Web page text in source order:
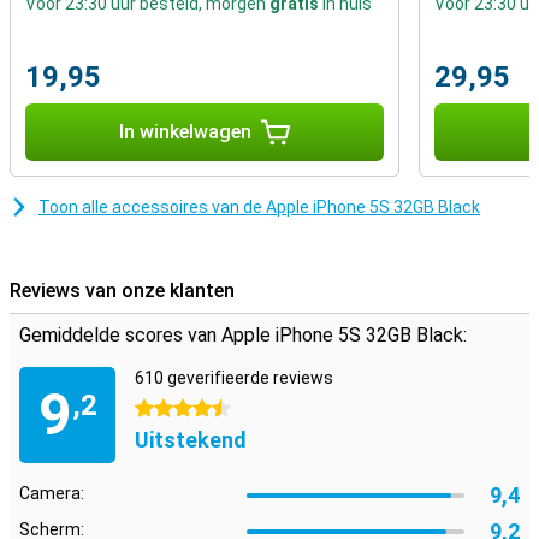
materialen in combinatie met een zeer strak ontwerp heeft je
iOS: volledig geoptimaliseerd
Elke iPhone draait op iOS, het mobiele besturingssysteem van
Apple. Doordat Apple zowel de software als de hardware zelf
ontwerpt zijn beide volledig op elkaar afgestemd. Hierdoor werkt
alles zeer efficiënt. Je iPhone is dus zeer prettig in gebruik!
19,95
In winkelwagen
29,95
Toon alle accessoires van de Apple iPhone 5S 32GB Black
Reviews van onze klanten
Gemiddelde scores van Apple iPhone 5S 32GB Black:
9,2
610 geverifieerde reviews
4.5 sterren
Uitstekend
Camera: 9,4
Scherm: 9,2